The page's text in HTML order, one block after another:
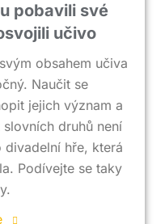
pobavili své
učivo
obsahem učiva
Naučit se
jejich význam a
druhů není
hře, která
Podívejte se taky